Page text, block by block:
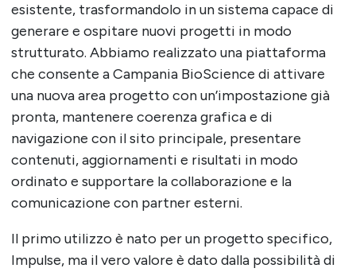
esistente, trasformandolo in un sistema capace di
generare e ospitare nuovi progetti in modo
strutturato. Abbiamo realizzato una piattaforma
che consente a Campania BioScience di attivare
una nuova area progetto con un’impostazione già
pronta, mantenere coerenza grafica e di
navigazione con il sito principale, presentare
contenuti, aggiornamenti e risultati in modo
ordinato e supportare la collaborazione e la
comunicazione con partner esterni.
Il primo utilizzo è nato per un progetto specifico,
Impulse, ma il vero valore è dato dalla possibilità di